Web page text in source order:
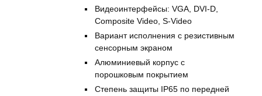
Видеоинтерфейсы: VGA, DVI-D,
Composite Video, S-Video
Вариант исполнения с резистивным
сенсорным экраном
Алюминиевый корпус с
порошковым покрытием
Степень защиты IP65 по передней